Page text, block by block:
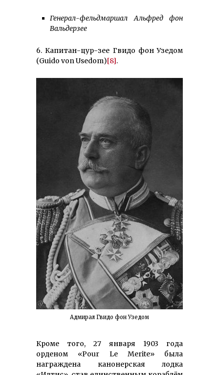
Генерал-фельдмаршал Альфред фон
Вальдерзее
6. Капитан-цур-зее Гвидо фон Узедом
(Guido von Usedom)[8].
Адмирал Гвидо фон Узедом
Кроме того, 27 января 1903 года
орденом «Pour Le Merite» была
награждена канонерская лодка